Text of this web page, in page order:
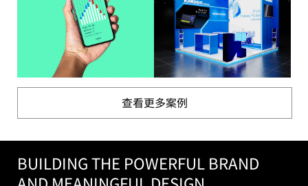
查看更多案例
BUILDING THE POWERFUL BRAND